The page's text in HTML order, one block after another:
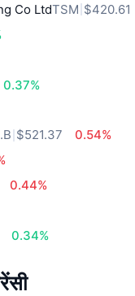
Co LtdTSM $420.61
0.37%
$521.37
0.54%
0.44%
0.34%